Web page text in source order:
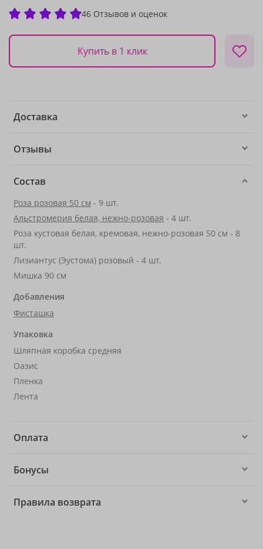
46 Отзывов и оценок
Купить в 1 клик
Доставка
Отзывы
Состав
Роза розовая 50 см - 9 шт.
Альстромерия белая, нежно-розовая - 4 шт.
Роза кустовая белая, кремовая, нежно-розовая 50 см - 8
шт.
Лизиантус (Эустома) розовый - 4 шт.
Мишка 90 см
Добавления
Фисташка
Упаковка
Шляпная коробка средняя
Оазис
Пленка
Лента
Оплата
Бонусы
Правила возврата